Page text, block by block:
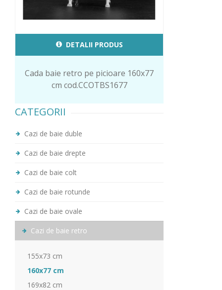
DETALII PRODUS
Cada baie retro pe picioare 160x77
cm cod.CCOTBS1677
CATEGORII
Cazi de baie duble
Cazi de baie drepte
Cazi de baie colt
Cazi de baie rotunde
Cazi de baie ovale
Cazi de baie retro
155x73 cm
160x77 cm
169x82 cm